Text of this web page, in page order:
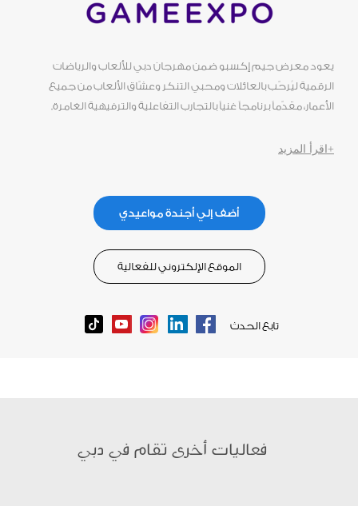
يعود معرض جيم إكسبو ضمن مهرجان دبي للألعاب والرياضات
الرقمية ليُرحّب بالعائلات ومحبي التنكر وعشّاق الألعاب من جميع
الأعمار، مقدّماً برنامجاً غنياً بالتجارب التفاعلية والترفيهية الغامرة.
+اقرأ المزيد
أضف إلي أجندة مواعيدي
الموقع الإلكتروني للفعالية
تابع الحدث Facebook
LinkedIn
Instagram
Youtube
Tiktok
فعاليات أخرى تقام في دبي